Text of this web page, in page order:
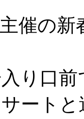
催の
り口
ート